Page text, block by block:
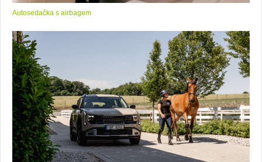
Autosedačka s airbagem